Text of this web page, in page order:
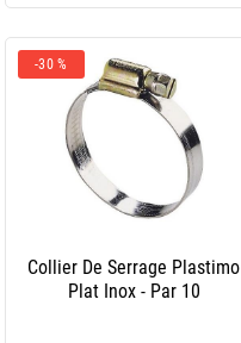
-30 %
Collier De Serrage Plastimo
Plat Inox - Par 10